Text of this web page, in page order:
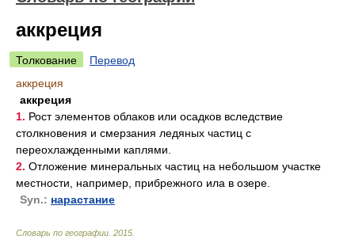
аккреция
Толкование
Перевод
аккреция
аккреция
1. Рост элементов облаков или осадков вследствие
столкновения и смерзания ледяных частиц с
переохлажденными каплями.
2. Отложение минеральных частиц на небольшом участке
местности, например, прибрежного ила в озере.
Syn.: нарастание
Словарь по географии 2015